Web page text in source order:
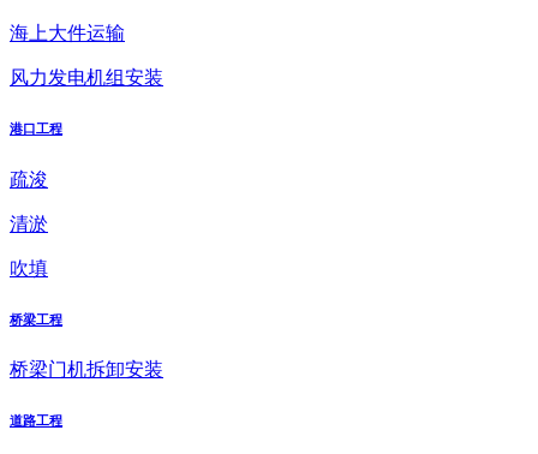
海上大件运输
风力发电机组安装
港口工程
疏浚
清淤
吹填
桥梁工程
桥梁门机拆卸安装
道路工程